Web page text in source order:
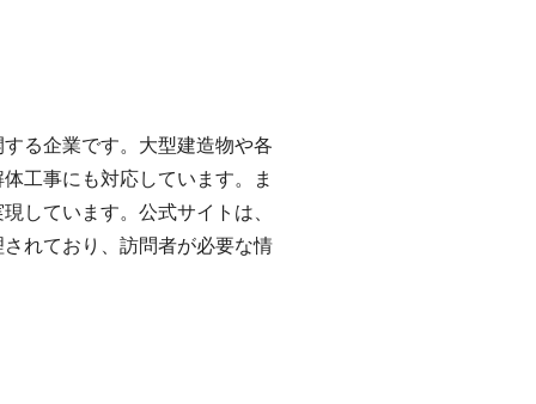
る企業です。大型建造物や各
工事にも対応しています。ま
しています。公式サイトは、
れており、訪問者が必要な情